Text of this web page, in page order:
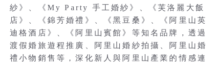
紗》、《My Party 手工婚紗》、《芙洛麗大飯
店》、《錦芳婚禮》、《黑豆桑》、《阿里山英
迪格酒店》、《阿里山賓館》等知名品牌，透過
渡假婚旅遊程推廣、阿里山婚紗拍攝、阿里山婚
禮小物銷售等，深化新人與阿里山產業的情感連